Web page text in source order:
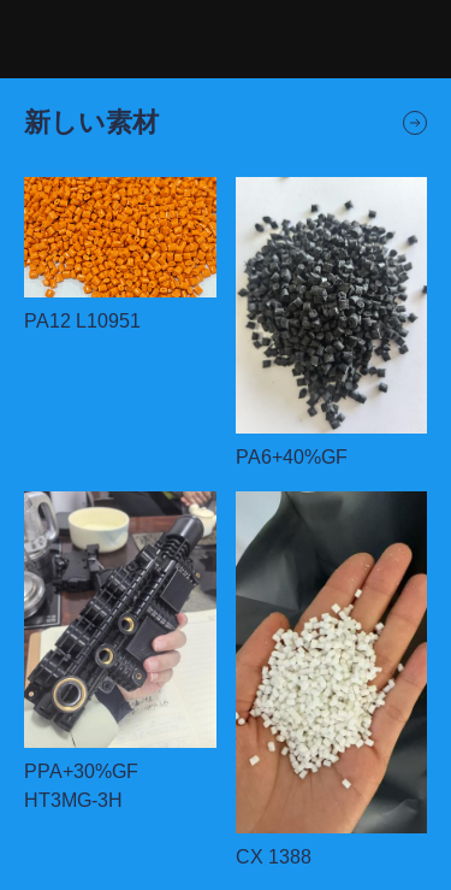
新しい素材
PA12 L10951
PA6+40%GF
PPA+30%GF
HT3MG-3H
CX 1388